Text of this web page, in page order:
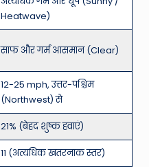
Heatwave)
साफ और गर्म आसमान (Clear)
12-25 mph, उत्तर-पश्चिम
(Northwest) से
21% (बेहद शुष्क हवाएं)
11 (अत्यधिक खतरनाक स्तर)